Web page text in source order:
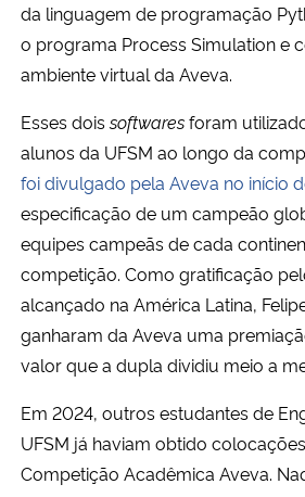
da linguagem de programação
o programa Process Simulation e
ambiente virtual da Aveva.
Esses doissoftwaresforam
alunos da UFSM ao longo da
foi divulgado pela Aveva no início
especificação de um campeão
equipes campeãs de cada
competição. Como gratificação
alcançado na América Latina,
ganharam da Aveva uma
valor que a dupla dividiu meio a
Em 2024, outros estudantes de
UFSM já haviam obtido
Competição Acadêmica Aveva.